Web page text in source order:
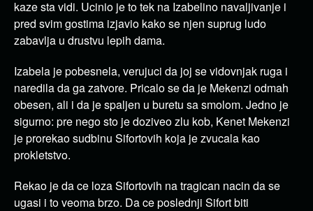
kaze sta vidi. Ucinio je to tek na Izabelino navaljivanje i
pred svim gostima izjavio kako se njen suprug ludo
zabavlja u drustvu lepih dama.
Izabela je pobesnela, verujuci da joj se vidovnjak ruga i
naredila da ga zatvore. Pricalo se da je Mekenzi odmah
obesen, ali i da je spaljen u buretu sa smolom. Jedno je
sigurno: pre nego sto je doziveo zlu kob, Kenet Mekenzi
je prorekao sudbinu Sifortovih koja je zvucala kao
prokletstvo.
Rekao je da ce loza Sifortovih na tragican nacin da se
ugasi i to veoma brzo. Da ce poslednji Sifort biti